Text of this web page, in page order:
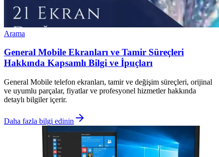
Arama
General Mobile Ekranları ve Tamir Süreçleri
Hakkında Kapsamlı Bilgi ve İpuçları
General Mobile telefon ekranları, tamir ve değişim süreçleri, orijinal
ve uyumlu parçalar, fiyatlar ve profesyonel hizmetler hakkında
detaylı bilgiler içerir.
Daha fazla bilgi edinin